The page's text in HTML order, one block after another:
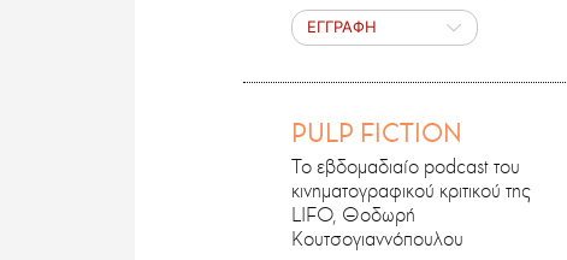
ΕΓΓΡΑΦΗ
PULP FICTION
Το εβδομαδιαίο podcast του
κινηματογραφικού κριτικού της
LIFO, Θοδωρή
Κουτσογιαννόπουλου